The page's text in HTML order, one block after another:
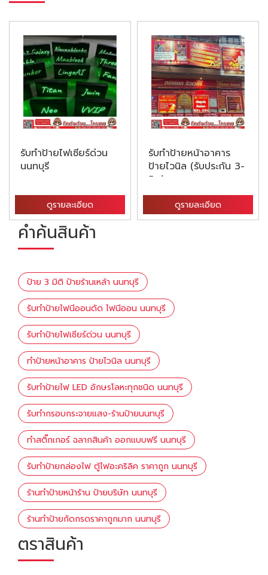
รับทำป้ายไฟเซียร์ด่วน
นนทบุรี
ดูรายละเอียด
รับทำป้ายหน้าอาคาร
ป้ายไวนิล (รับประกัน 3-
5 ป...
ดูรายละเอียด
คำค้นสินค้า
ป้าย 3 มิติ ป้ายร้านเหล้า นนทบุรี
รับทำป้ายไฟนีออนดัด ไฟนีออน นนทบุรี
รับทำป้ายไฟเซียร์ด่วน นนทบุรี
ทำป้ายหน้าอาคาร ป้ายไวนิล นนทบุรี
รับทำป้ายไฟ LED อักษรโลหะทุกชนิด นนทบุรี
รับทำกรอบกระจายแสง-ร้านป้ายนนทบุรี
ทำสติ๊กเกอร์ ฉลากสินค้า ออกแบบฟรี นนทบุรี
รับทำป้ายกล่องไฟ ตู้ไฟอะคริลิค ราคาถูก นนทบุรี
ร้านทำป้ายหน้าร้าน ป้ายบริษัท นนทบุรี
ร้านทำป้ายกัดกรดราคาถูกมาก นนทบุรี
ตราสินค้า